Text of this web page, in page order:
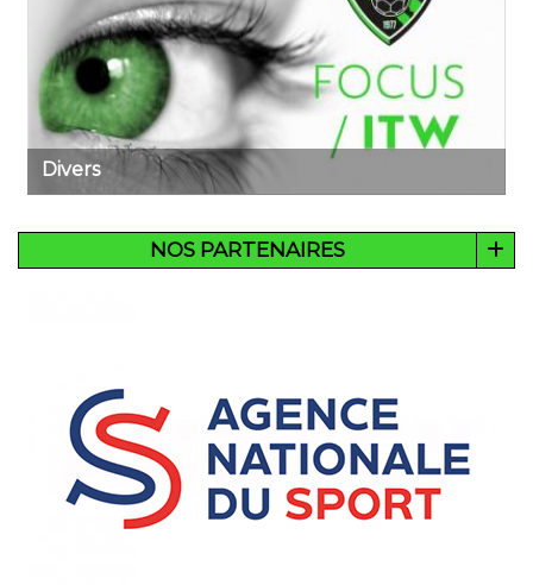
Divers
NOS PARTENAIRES